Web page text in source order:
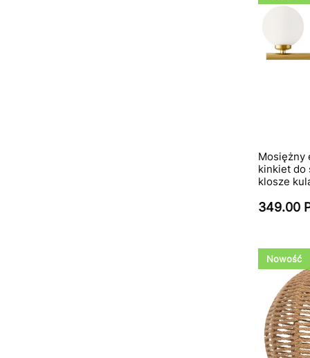
Mosiężny
kinkiet do
klosze
349.00
Nowość